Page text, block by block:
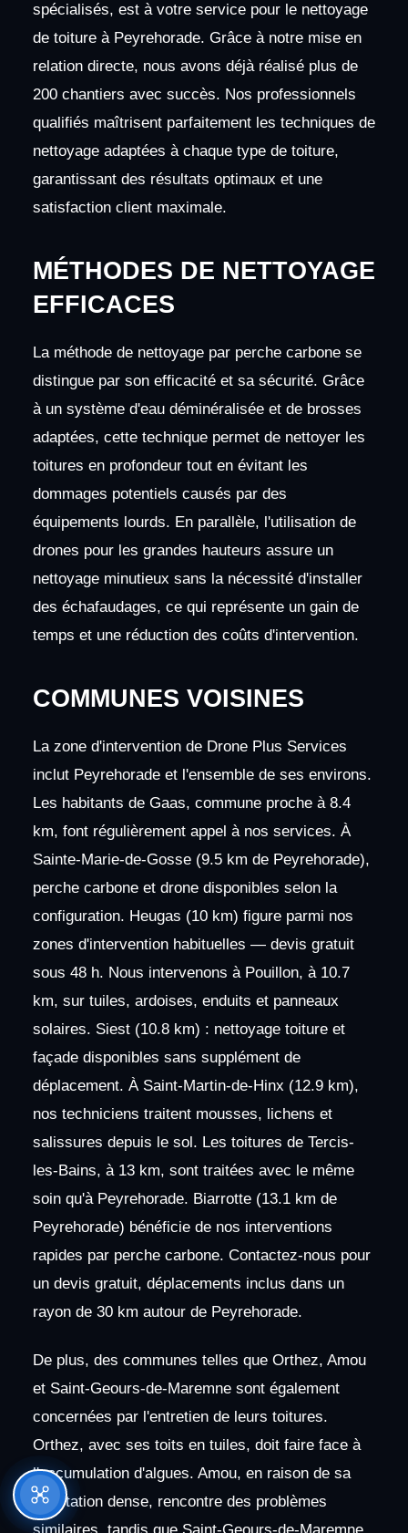
spécialisés, est à votre service pour le nettoyage
de toiture à Peyrehorade. Grâce à notre mise en
relation directe, nous avons déjà réalisé plus de
200 chantiers avec succès. Nos professionnels
qualifiés maîtrisent parfaitement les techniques de
nettoyage adaptées à chaque type de toiture,
garantissant des résultats optimaux et une
satisfaction client maximale.
MÉTHODES DE NETTOYAGE
EFFICACES
La méthode de nettoyage par perche carbone se
distingue par son efficacité et sa sécurité. Grâce
à un système d'eau déminéralisée et de brosses
adaptées, cette technique permet de nettoyer les
toitures en profondeur tout en évitant les
dommages potentiels causés par des
équipements lourds. En parallèle, l'utilisation de
drones pour les grandes hauteurs assure un
nettoyage minutieux sans la nécessité d'installer
des échafaudages, ce qui représente un gain de
temps et une réduction des coûts d'intervention.
COMMUNES VOISINES
La zone d'intervention de Drone Plus Services
inclut Peyrehorade et l'ensemble de ses environs.
Les habitants de Gaas, commune proche à 8.4
km, font régulièrement appel à nos services. À
Sainte-Marie-de-Gosse (9.5 km de Peyrehorade),
perche carbone et drone disponibles selon la
configuration. Heugas (10 km) figure parmi nos
zones d'intervention habituelles — devis gratuit
sous 48 h. Nous intervenons à Pouillon, à 10.7
km, sur tuiles, ardoises, enduits et panneaux
solaires. Siest (10.8 km) : nettoyage toiture et
façade disponibles sans supplément de
déplacement. À Saint-Martin-de-Hinx (12.9 km),
nos techniciens traitent mousses, lichens et
salissures depuis le sol. Les toitures de Tercis-
les-Bains, à 13 km, sont traitées avec le même
soin qu'à Peyrehorade. Biarrotte (13.1 km de
Peyrehorade) bénéficie de nos interventions
rapides par perche carbone. Contactez-nous pour
un devis gratuit, déplacements inclus dans un
rayon de 30 km autour de Peyrehorade.
De plus, des communes telles que Orthez, Amou
et Saint-Geours-de-Maremne sont également
concernées par l'entretien de leurs toitures.
Orthez, avec ses toits en tuiles, doit faire face à
l'accumulation d'algues. Amou, en raison de sa
végétation dense, rencontre des problèmes
similaires, tandis que Saint-Geours-de-Maremne